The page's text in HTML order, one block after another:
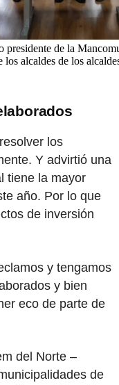
presidente de la
los alcaldes de los
los
Y advirtió una
tiene la mayor
año. Por lo que
de inversión
y tengamos
y bien
eco de parte de
del Norte –
de